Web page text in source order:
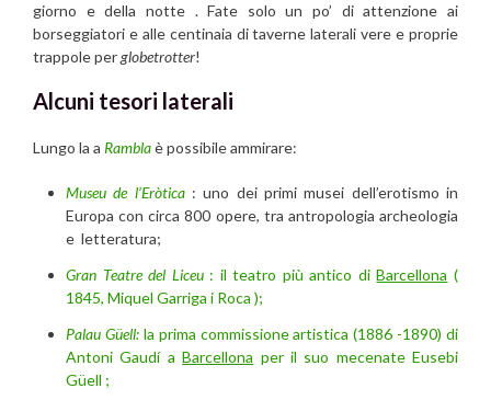
giorno e della notte . Fate solo un po’ di attenzione ai
borseggiatori e alle centinaia di taverne laterali vere e proprie
trappole perglobetrotter!
Alcuni tesori laterali
Lungo la a Ramblaè possibile ammirare:
Museu de l’Eròtica : uno dei primi musei dell’erotismo in
Europa con circa 800 opere, tra antropologia archeologia
e letteratura;
Gran Teatre del Liceu : il teatro più antico diBarcellona (
1845, Miquel Garriga i Roca );
Palau Güell: la prima commissione artistica (1886 -1890) di
Antoni Gaudí aBarcellona per il suo mecenate Eusebi
Güell ;